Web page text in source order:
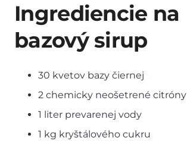
Ingrediencie na
bazový sirup
30 kvetov bazy čiernej
2 chemicky neošetrené citróny
1 liter prevarenej vody
1 kg kryštálového cukru